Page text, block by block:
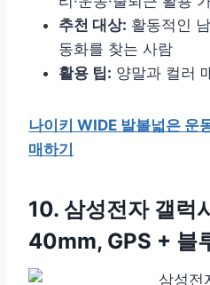
추천 대상: 활동적인
동화를 찾는 사람
활용 팁: 양말과 컬러
나이키 WIDE 발볼넓은 운
매하기
10. 삼성전자 갤럭
40mm, GPS + 블